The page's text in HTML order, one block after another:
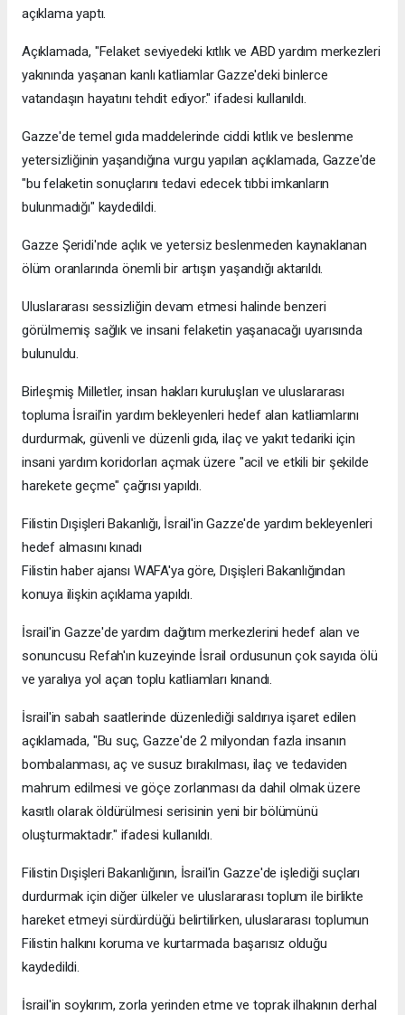
açıklama yaptı.
Açıklamada, "Felaket seviyedeki kıtlık ve ABD yardım merkezleri
yakınında yaşanan kanlı katliamlar Gazze'deki binlerce
vatandaşın hayatını tehdit ediyor." ifadesi kullanıldı.
Gazze'de temel gıda maddelerinde ciddi kıtlık ve beslenme
yetersizliğinin yaşandığına vurgu yapılan açıklamada, Gazze'de
"bu felaketin sonuçlarını tedavi edecek tıbbi imkanların
bulunmadığı" kaydedildi.
Gazze Şeridi'nde açlık ve yetersiz beslenmeden kaynaklanan
ölüm oranlarında önemli bir artışın yaşandığı aktarıldı.
Uluslararası sessizliğin devam etmesi halinde benzeri
görülmemiş sağlık ve insani felaketin yaşanacağı uyarısında
bulunuldu.
Birleşmiş Milletler, insan hakları kuruluşları ve uluslararası
topluma İsrail'in yardım bekleyenleri hedef alan katliamlarını
durdurmak, güvenli ve düzenli gıda, ilaç ve yakıt tedariki için
insani yardım koridorları açmak üzere "acil ve etkili bir şekilde
harekete geçme" çağrısı yapıldı.
Filistin Dışişleri Bakanlığı, İsrail'in Gazze'de yardım bekleyenleri
hedef almasını kınadı
Filistin haber ajansı WAFA'ya göre, Dışişleri Bakanlığından
konuya ilişkin açıklama yapıldı.
İsrail'in Gazze'de yardım dağıtım merkezlerini hedef alan ve
sonuncusu Refah'ın kuzeyinde İsrail ordusunun çok sayıda ölü
ve yaralıya yol açan toplu katliamları kınandı.
İsrail'in sabah saatlerinde düzenlediği saldırıya işaret edilen
açıklamada, "Bu suç, Gazze'de 2 milyondan fazla insanın
bombalanması, aç ve susuz bırakılması, ilaç ve tedaviden
mahrum edilmesi ve göçe zorlanması da dahil olmak üzere
kasıtlı olarak öldürülmesi serisinin yeni bir bölümünü
oluşturmaktadır." ifadesi kullanıldı.
Filistin Dışişleri Bakanlığının, İsrail'in Gazze'de işlediği suçları
durdurmak için diğer ülkeler ve uluslararası toplum ile birlikte
hareket etmeyi sürdürdüğü belirtilirken, uluslararası toplumun
Filistin halkını koruma ve kurtarmada başarısız olduğu
kaydedildi.
İsrail'in soykırım, zorla yerinden etme ve toprak ilhakının derhal